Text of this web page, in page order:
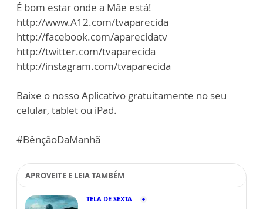
É bom estar onde a Mãe está!
http://www.A12.com/tvaparecida
http://facebook.com/aparecidatv
http://twitter.com/tvaparecida
http://instagram.com/tvaparecida
Baixe o nosso Aplicativo gratuitamente no seu
celular, tablet ou iPad.
#BênçãoDaManhã
APROVEITE E LEIA TAMBÉM
TELA DE SEXTA